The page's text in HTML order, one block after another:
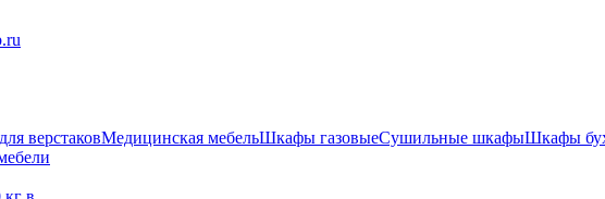
верстаковМедицинская мебельШкафы газовыеСушильные шкафыШкафы